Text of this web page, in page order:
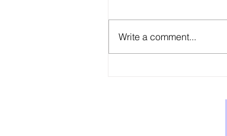
Kjøp AOD-9604 i Norge
Write a comment...